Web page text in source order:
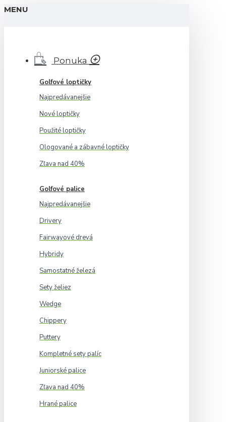
MENU
Ponuka
Golfové loptičky
Najpredávanejšie
Nové loptičky
Použité loptičky
Ologované a zábavné loptičky
Zľava nad 40%
Golfové palice
Najpredávanejšie
Drivery
Fairwayové drevá
Hybridy
Samostatné železá
Sety želiez
Wedge
Chippery
Puttery
Kompletné sety palíc
Juniorské palice
Zľava nad 40%
Hrané palice